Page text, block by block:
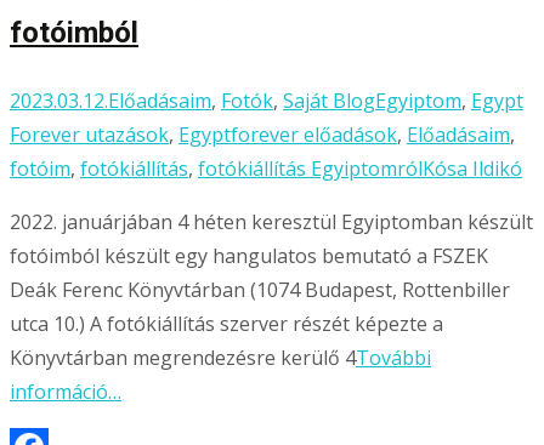
fotóimból
2023.03.12.Előadásaim, Fotók, Saját BlogEgyiptom, Egypt
Forever utazások, Egyptforever előadások, Előadásaim,
fotóim, fotókiállítás, fotókiállítás EgyiptomrólKósa Ildikó
2022. januárjában 4 héten keresztül Egyiptomban készült
fotóimból készült egy hangulatos bemutató a FSZEK
Deák Ferenc Könyvtárban (1074 Budapest, Rottenbiller
utca 10.) A fotókiállítás szerver részét képezte a
Könyvtárban megrendezésre kerülő 4További
információ…